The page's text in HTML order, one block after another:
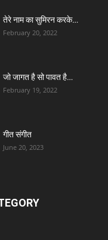
तेरे नाम का सुमिरन करके…
February 20, 2022
जो जागत है सो पावत है…
February 19, 2022
गीत संगीत
June 20, 2023